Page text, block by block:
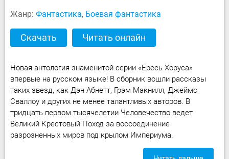
Жанр: Фантастика, Боевая фантастика
Скачать Читать онлайн
Новая антология знаменитой серии «Ересь Хоруса»
впервые на русском языке! В сборник вошли рассказы
таких звезд, как Дэн Абнетт, Грэм Макнилл, Джеймс
Сваллоу и других не менее талантливых авторов. В
тридцать первом тысячелетии Человечество ведет
Великий Крестовый Поход за воссоединение
разрозненных миров под крылом Империума.